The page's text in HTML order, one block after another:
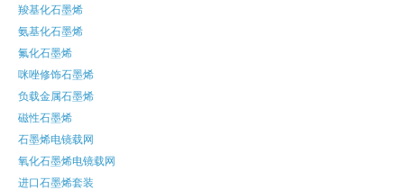
羧基化石墨烯
氨基化石墨烯
氟化石墨烯
咪唑修饰石墨烯
负载金属石墨烯
磁性石墨烯
石墨烯电镜载网
氧化石墨烯电镜载网
进口石墨烯套装